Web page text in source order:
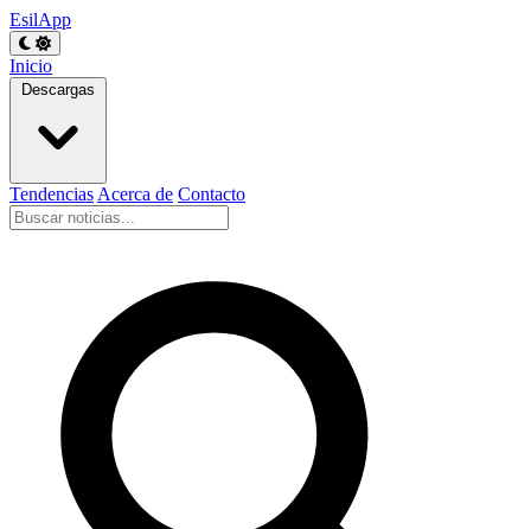
EsilApp
Inicio
Descargas
Tendencias Acerca de Contacto